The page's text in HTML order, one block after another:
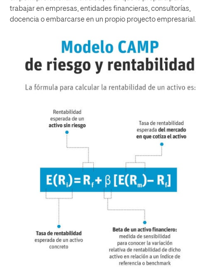
trabajar en empresas, entidades financieras, consultorías,
docencia o embarcarse en un propio proyecto empresarial.